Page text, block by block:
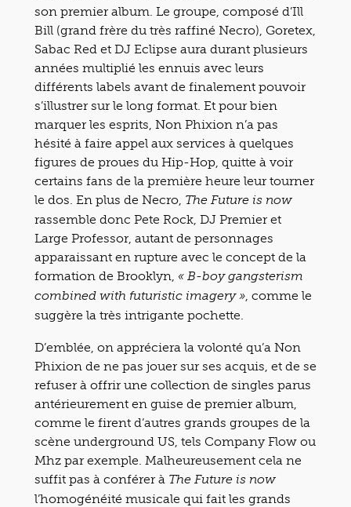
son premier album. Le groupe, composé d’Ill
Bill (grand frère du très raffiné Necro), Goretex,
Sabac Red et DJ Eclipse aura durant plusieurs
années multiplié les ennuis avec leurs
différents labels avant de finalement pouvoir
s’illustrer sur le long format. Et pour bien
marquer les esprits, Non Phixion n’a pas
hésité à faire appel aux services à quelques
figures de proues du Hip-Hop, quitte à voir
certains fans de la première heure leur tourner
le dos. En plus de Necro, The Future is now
rassemble donc Pete Rock, DJ Premier et
Large Professor, autant de personnages
apparaissant en rupture avec le concept de la
formation de Brooklyn,
« B-boy gangsterism
combined with futuristic imagery » , comme le
suggère la très intrigante pochette.
D’emblée, on appréciera la volonté qu’a Non
Phixion de ne pas jouer sur ses acquis, et de se
refuser à offrir une collection de singles parus
antérieurement en guise de premier album,
comme le firent d’autres grands groupes de la
scène underground US, tels Company Flow ou
Mhz par exemple. Malheureusement cela ne
suffit pas à conférer à The Future is now
l’homogénéité musicale qui fait les grands